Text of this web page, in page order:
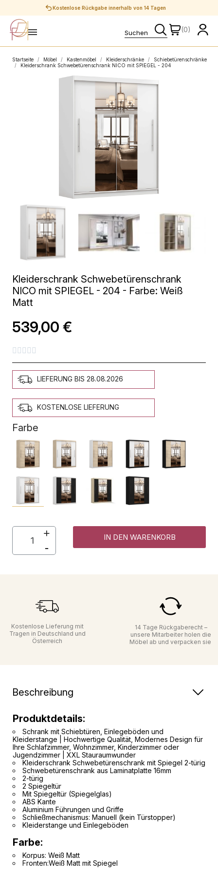
Sichere Zahlungen
(0)
Startseite Möbel Kastenmöbel Kleiderschränke
Schiebetürenschränke
Kleiderschrank Schwebetürenschrank NICO mit SPIEGEL - 204
Kleiderschrank Schwebetürenschrank
NICO mit SPIEGEL - 204 - Farbe: Weiß
Matt
539,00 €
    
LIEFERUNG BIS 28.08.2026
KOSTENLOSE LIEFERUNG
Farbe
IN DEN WARENKORB
Kostenlose Lieferung mit
Tragen in Deutschland und
Österreich
14 Tage Rückgaberecht –
unsere Mitarbeiter holen die
Möbel ab und verpacken sie
Beschreibung
Produktdetails:
Schrank mit Schiebtüren, Einlegeböden und
Kleiderstange | Hochwertige Qualität, Modernes Design für
Ihre Schlafzimmer, Wohnzimmer, Kinderzimmer oder
Jugendzimmer | XXL Stauraumwunder
Kleiderschrank Schwebetürenschrank mit Spiegel 2-türig
Schwebetürenschrank aus Laminatplatte 16mm
2-türig
2 Spiegeltür
Mit Spiegeltür (Spiegelglas)
ABS Kante
Aluminium Führungen und Griffe
Schließmechanismus: Manuell (kein Türstopper)
Kleiderstange und Einlegeböden
Farbe:
Korpus: Weiß Matt
Fronten:Weiß Matt mit Spiegel